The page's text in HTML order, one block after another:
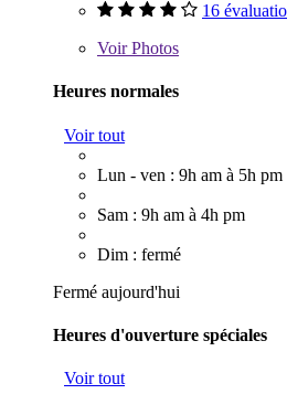
16
VoirPhotos
Heures normales
Voir tout
Lun - ven : 9h am à 5h pm
Sam : 9h am à 4h pm
Dim : fermé
Fermé aujourd'hui
Heures d'ouverture spéciales
Voir tout